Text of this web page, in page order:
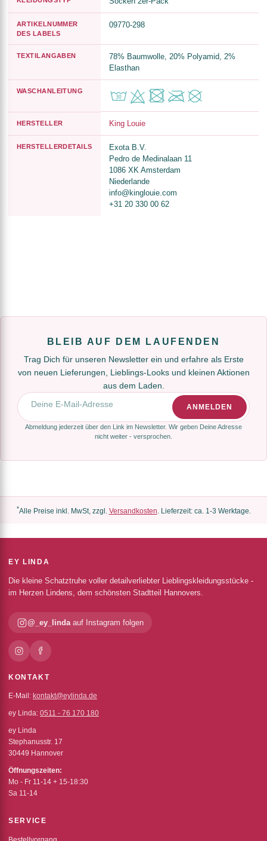
ARTIKELNUMMER
DES LABELS
09770-298
TEXTILANGABEN
78% Baumwolle, 20% Polyamid, 2%
Elasthan
WASCHANLEITUNG
HERSTELLER King Louie
HERSTELLERDETAILS
Exota B.V.
Pedro de Medinalaan 11
1086 XK Amsterdam
Niederlande
info@kinglouie.com
+31 20 330 00 62
BLEIB AUF DEM LAUFENDEN
Trag Dich für unseren Newsletter ein und erfahre als Erste
von neuen Lieferungen, Lieblings-Looks und kleinen Aktionen
aus dem Laden.
E-Mail-Adresse
ANMELDEN
Abmeldung jederzeit über den Link im Newsletter. Wir geben Deine Adresse
nicht weiter - versprochen.
*Alle Preise inkl. MwSt, zzgl. Versandkosten. Lieferzeit: ca. 1-3 Werktage.
EY LINDA
Die kleine Schatztruhe voller detailverliebter Lieblingskleidungsstücke -
im Herzen Lindens, dem schönsten Stadtteil Hannovers.
@_ey_lindaauf Instagram folgen
KONTAKT
E-Mail: kontakt@eylinda.de
ey Linda: 0511 - 76 170 180
ey Linda
Stephanusstr. 17
30449 Hannover
Öffnungszeiten:
Mo - Fr 11-14 + 15-18:30
Sa 11-14
SERVICE